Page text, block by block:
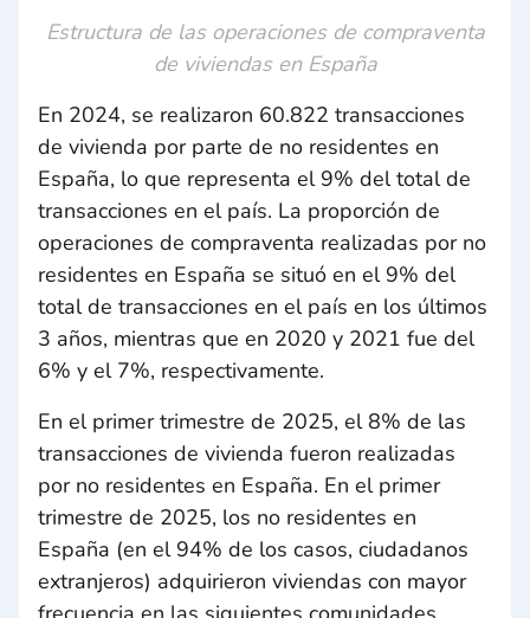
Estructura de las operaciones de compraventa
de viviendas en España
En 2024, se realizaron 60.822 transacciones
de vivienda por parte de no residentes en
España, lo que representa el 9% del total de
transacciones en el país. La proporción de
operaciones de compraventa realizadas por no
residentes en España se situó en el 9% del
total de transacciones en el país en los últimos
3 años, mientras que en 2020 y 2021 fue del
6% y el 7%, respectivamente.
En el primer trimestre de 2025, el 8% de las
transacciones de vivienda fueron realizadas
por no residentes en España. En el primer
trimestre de 2025, los no residentes en
España (en el 94% de los casos, ciudadanos
extranjeros) adquirieron viviendas con mayor